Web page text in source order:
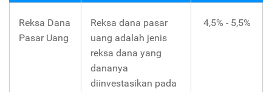
Reksa Dana
Pasar Uang
Reksa dana pasar
uang adalah jenis
reksa dana yang
dananya
diinvestasikan pada
4,5% - 5,5%